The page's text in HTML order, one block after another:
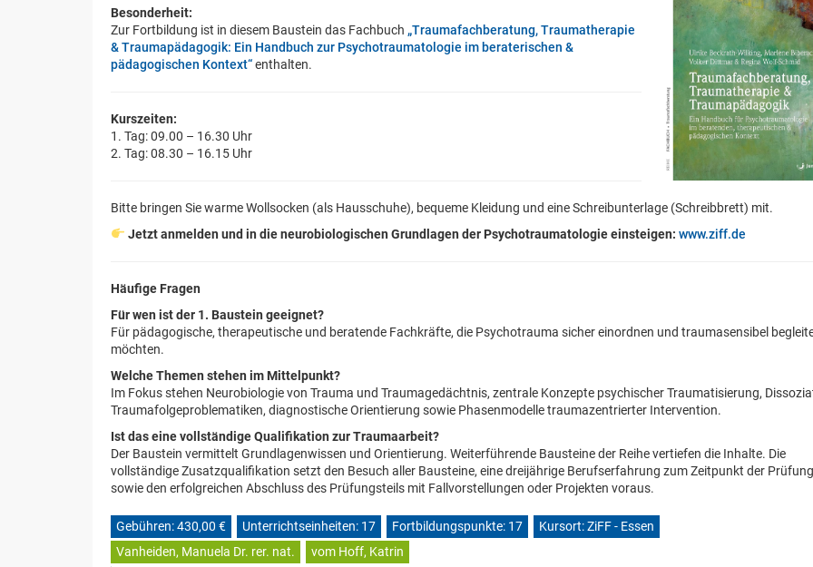
Besonderheit:
Zur Fortbildung ist in diesem Baustein das Fachbuch „Traumafachberatung, Traumatherapie
& Traumapädagogik: Ein Handbuch zur Psychotraumatologie im beraterischen &
pädagogischen Kontext“enthalten.
Kurszeiten:
1. Tag: 09.00 – 16.30 Uhr
2. Tag: 08.30 – 16.15 Uhr
Bitte bringen Sie warme Wollsocken (als Hausschuhe), bequeme Kleidung und eine Schreibunterlage (Schreibbrett) mit.
Jetzt anmelden und in die neurobiologischen Grundlagen der Psychotraumatologie einsteigen: www.ziff.de
Häufige Fragen
Für wen ist der 1. Baustein geeignet?
Für pädagogische, therapeutische und beratende Fachkräfte, die Psychotrauma sicher einordnen und traumasensibel
möchten.
Welche Themen stehen im Mittelpunkt?
Im Fokus stehen Neurobiologie von Trauma und Traumagedächtnis, zentrale Konzepte psychischer Traumatisierung,
Traumafolgeproblematiken, diagnostische Orientierung sowie Phasenmodelle traumazentrierter Intervention.
Ist das eine vollständige Qualifikation zur Traumaarbeit?
Der Baustein vermittelt Grundlagenwissen und Orientierung. Weiterführende Bausteine der Reihe vertiefen die Inhalte. Die
vollständige Zusatzqualifikation setzt den Besuch aller Bausteine, eine dreijährige Berufserfahrung zum Zeitpunkt der Prüfung
sowie den erfolgreichen Abschluss des Prüfungsteils mit Fallvorstellungen oder Projekten voraus.
Gebühren: 430,00 € Unterrichtseinheiten: 17 Fortbildungspunkte: 17
Kursort: ZiFF - Essen
Vanheiden, Manuela Dr. rer. nat.
vom Hoff, Katrin